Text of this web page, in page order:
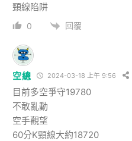
頸線陷阱
0 回覆
空總 2024-03-18 上午 9:56
目前多空爭守19780
不敢亂動
空手觀望
60分K頸線大約18720